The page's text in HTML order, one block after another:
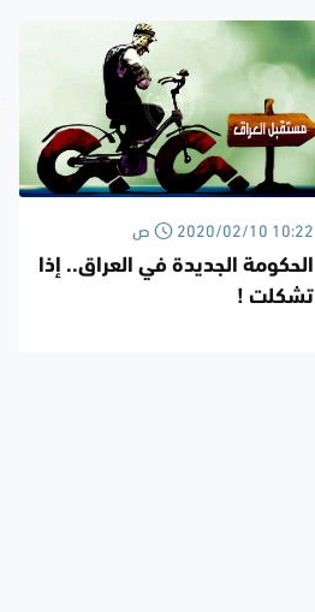
2020/02/10 10:22 ص
الحكومة الجديدة في العراق.. إذا
تشكلت !